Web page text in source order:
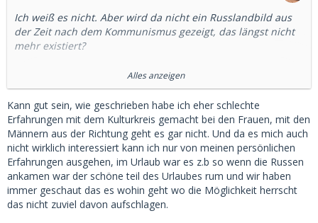
Ich weiß es nicht. Aber wird da nicht ein Russlandbild aus
der Zeit nach dem Kommunismus gezeigt, das längst nicht
mehr existiert?
Ich habe mal google bemüht.
In Deutschland ist die Beschäftigung von Männern
gegenüber Frauen um rund 6 Prozentpunkte höher, in
Russland 10 Prozentpunkte. Das ist ein Unterschied, aber
kein wesentlicher.
Auch in Russland arbeiten mehr als 2/3 der Frauen
zwischen 15 und 64. (15, was für ein Alter)
Nun ist das mit Statistiken immer so eine Sache.
Alles anzeigen
Kann gut sein, wie geschrieben habe ich eher schlechte
Erfahrungen mit dem Kulturkreis gemacht bei den Frauen, mit den
Männern aus der Richtung geht es gar nicht. Und da es mich auch
nicht wirklich interessiert kann ich nur von meinen persönlichen
Erfahrungen ausgehen, im Urlaub war es z.b so wenn die Russen
ankamen war der schöne teil des Urlaubes rum und wir haben
immer geschaut das es wohin geht wo die Möglichkeit herrscht
das nicht zuviel davon aufschlagen.